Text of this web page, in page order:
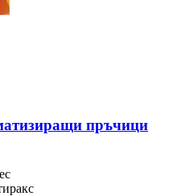
пръчици